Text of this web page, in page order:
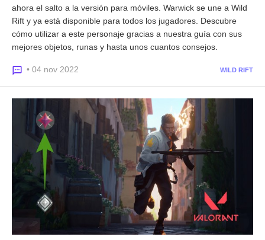
ahora el salto a la versión para móviles. Warwick se une a Wild
Rift y ya está disponible para todos los jugadores. Descubre
cómo utilizar a este personaje gracias a nuestra guía con sus
mejores objetos, runas y hasta unos cuantos consejos.
• 04 nov 2022 WILD RIFT